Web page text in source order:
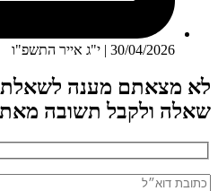
30/04/2026 | י"ג אייר התשפ"ו
לא מצאתם מענה
שאלה ולקבל תשובה מאת